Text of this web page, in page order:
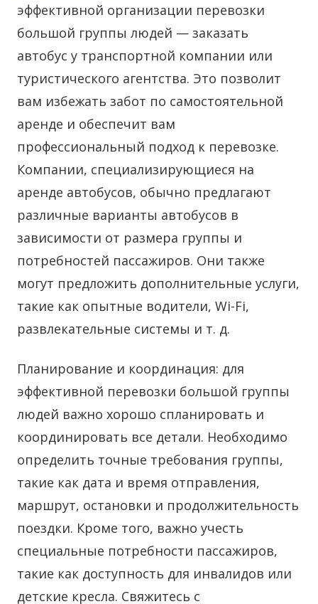
эффективной организации перевозки
большой группы людей — заказать
автобус у транспортной компании или
туристического агентства. Это позволит
вам избежать забот по самостоятельной
аренде и обеспечит вам
профессиональный подход к перевозке.
Компании, специализирующиеся на
аренде автобусов, обычно предлагают
различные варианты автобусов в
зависимости от размера группы и
потребностей пассажиров. Они также
могут предложить дополнительные услуги,
такие как опытные водители, Wi-Fi,
развлекательные системы и т. д.
Планирование и координация: для
эффективной перевозки большой группы
людей важно хорошо спланировать и
координировать все детали. Необходимо
определить точные требования группы,
такие как дата и время отправления,
маршрут, остановки и продолжительность
поездки. Кроме того, важно учесть
специальные потребности пассажиров,
такие как доступность для инвалидов или
детские кресла. Свяжитесь с